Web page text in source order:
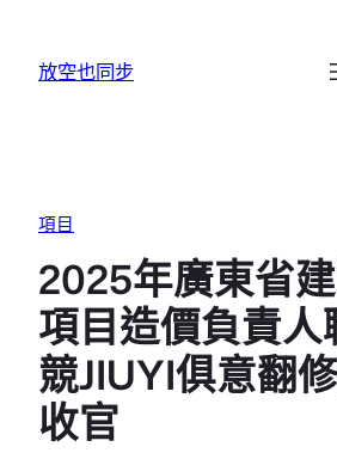
放空也同步
項目
2025年廣東省
項目造價負責
競JIUYI俱意翻
收官